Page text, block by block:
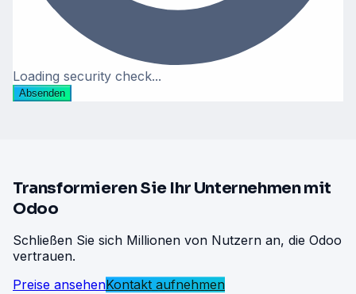
Loading security check...
Absenden
Transformieren Sie Ihr Unternehmen mit
Odoo
Schließen Sie sich Millionen von Nutzern an, die Odoo
vertrauen.
Preise ansehenKontakt aufnehmen